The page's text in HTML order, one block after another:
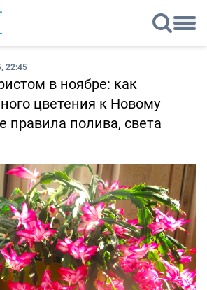
22:45
в ноябре: как
цветения к Новому
правила полива, света